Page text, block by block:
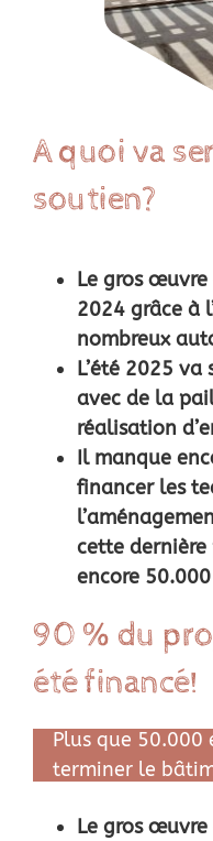
A quoi va
soutien?
Le gros œuvre
2024 grâce à
nombreux
L’été 2025
avec de la
réalisation
Il manque
financer les
cette dernière
encore
90 % du
été financé!
Plus que 50.000
terminer le
Le gros œuvre